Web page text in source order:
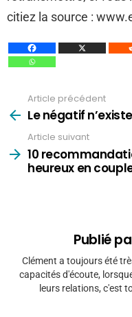
citiez la source :
plus
Article précédent
Le négatif
Article suivant
10
heureux en
Publié
Clément a toujours été
capacités d'écoute,
leurs relations, c'est